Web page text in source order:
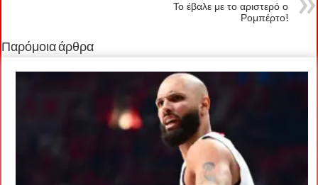
Το έβαλε με το αριστερό ο
Ρομπέρτο!
Παρόμοια άρθρα